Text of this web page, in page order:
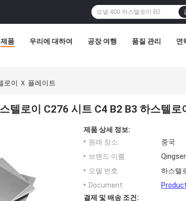
제품 우리에 대하여 공장 여행 품질 관리 연
로이 Ｘ 플레이트
텔로이 C276 시트 C4 B2 B3 하스텔로
제품 상세 정보:
원래 장소:
중국
브랜드 이름:
모델 번호:
하스텔
Document:
결제 및 배송 조건: